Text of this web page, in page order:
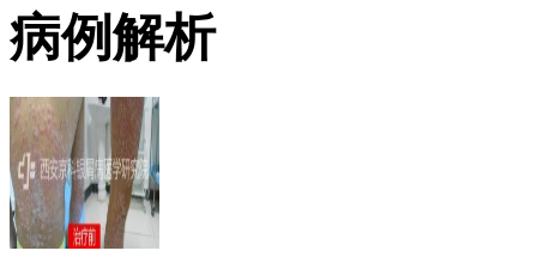
病例解析